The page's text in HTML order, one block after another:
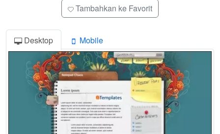
Tambahkan ke Favorit
Desktop Mobile